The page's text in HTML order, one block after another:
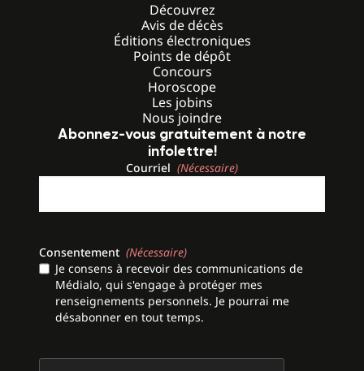
Découvrez
Avis de décès
Éditions électroniques
Points de dépôt
Concours
Horoscope
Les jobins
Nous joindre
Abonnez-vous gratuitement à notre
infolettre!
Courriel (Nécessaire)
Consentement (Nécessaire)
Je consens à recevoir des communications de
Médialo, qui s'engage à protéger mes
renseignements personnels. Je pourrai me
désabonner en tout temps.